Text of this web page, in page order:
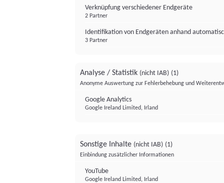
Verknüpfung verschiedener Endgeräte
2 Partner
Identifikation von Endgeräten anhand
3 Partner
Analyse / Statistik (nicht IAB) (1)
Anonyme Auswertung zur Fehlerbehebung und
Google Analytics
Google Ireland Limited, Irland
Sonstige Inhalte (nicht IAB) (1)
Einbindung zusätzlicher Informationen
YouTube
Google Ireland Limited, Irland